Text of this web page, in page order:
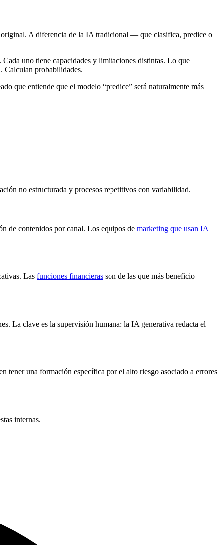
A diferencia de la IA tradicional — que clasifica, predice o
uno tiene capacidades y limitaciones distintas. Lo que
Calculan probabilidades.
que entiende que el modelo “predice” será naturalmente más
no estructurada y procesos repetitivos con variabilidad.
de contenidos por canal. Los equipos de marketing que usan IA
Las funciones financieras son de las que más beneficio
La clave es la supervisión humana: la IA generativa redacta el
tener una formación específica por el alto riesgo asociado a errores
internas.